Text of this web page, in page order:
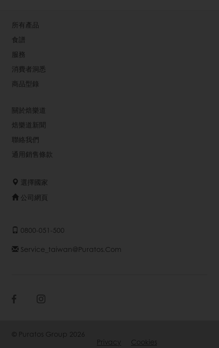
所有產品
食譜
服務
消費者洞悉
商品型錄
關於焙樂道
焙樂道新聞
聯絡我們
通用銷售條款
選擇國家
公司網頁
0800-051-500
Service_taiwan@puratos.com
© Puratos Group 2026
Privacy
Cookies